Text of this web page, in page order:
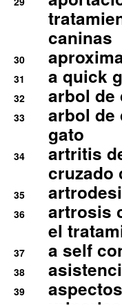
caninas
30
31 a quick
32 arbol de
33
arbol de
gato
34
artritis
cruzado
35
36
artrosis
el
37 a self
38
39